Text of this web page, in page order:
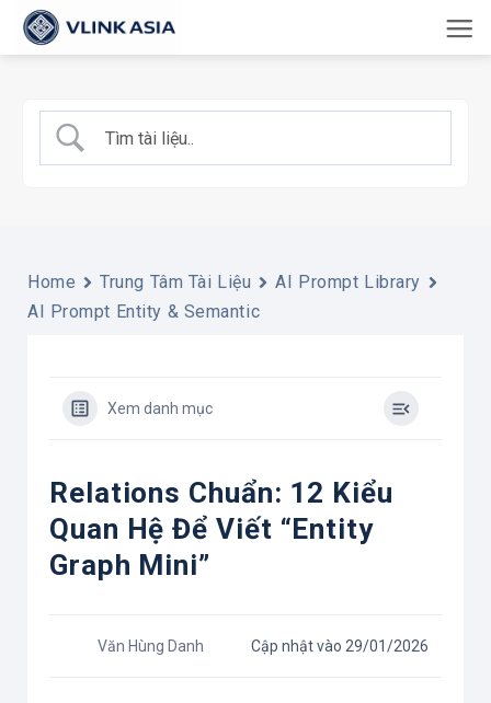
qua
dung
Home Trung Tâm Tài Liệu
AI Prompt Library
AI Prompt Entity & Semantic
Xem danh mục
Relations Chuẩn: 12 Kiểu
Quan Hệ Để Viết “entity
Graph Mini”
Văn Hùng Danh Cập nhật vào 29/01/2026